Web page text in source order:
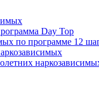
Day Top
по программе 12